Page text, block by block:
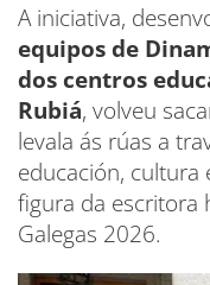
A iniciativa,
equipos de
dos centros
Rubiá, volveu
levala ás rúas a
educación, cultura
figura da escritora
Galegas 2026.